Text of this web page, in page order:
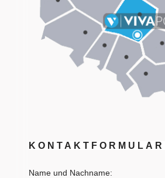
KONTAKTFORMULAR
Name und Nachname: